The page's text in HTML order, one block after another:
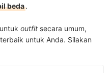
beda.
outfit secara umum,
untuk Anda. Silakan